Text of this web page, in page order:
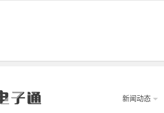
新闻动态